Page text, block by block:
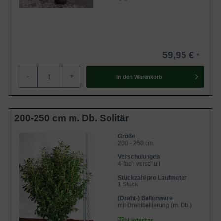
ganzjährig verpflanzen. Wir empfehlen Ihnen jedoch die
Pflanzzeit im Frühjahr (Februar bis April) oder Herbst
(September bis November) zu wählen. Im Frühjahr sollten
Sie aufgrund der vorhergegangenen Trockenheitsperiode
Pflanzzeit im Herbst eignet sich besonders gut, da die Erde
und sich somit optimal auf das Wurzelwachstum und die
Entwicklung der Pflanze auswirkt.
Rückschnitt
Der Prunus laurocerasus ‘Novita’ hat einen Jahreszuwachs
von bis zu 40 cm und sollte aufgrund dessen regelmäßig
beschnitten werden. Empfehlenswert ist ein zweimaliger
59,95 €
- + In den Warenkorb
200-250 cm m. Db. Solitär
Größe
200 - 250 cm
Verschulungen
4-fach verschult
Stückzahl pro Laufmeter
1 Stück
(Draht-) Ballenware
mit Drahtballierung (m. Db.)